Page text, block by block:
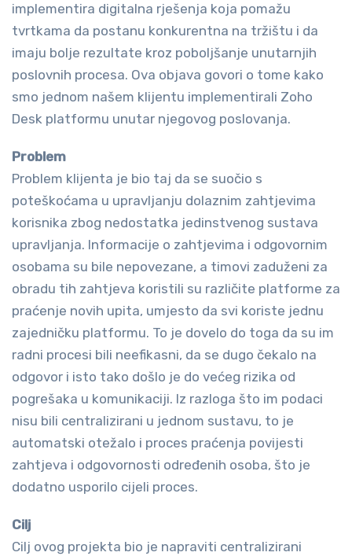
implementira digitalna rješenja koja pomažu
tvrtkama da postanu konkurentna na tržištu i da
imaju bolje rezultate kroz poboljšanje unutarnjih
poslovnih procesa. Ova objava govori o tome kako
smo jednom našem klijentu implementirali Zoho
Desk platformu unutar njegovog poslovanja.
Problem
Problem klijenta je bio taj da se suočio s
poteškoćama u upravljanju dolaznim zahtjevima
korisnika zbog nedostatka jedinstvenog sustava
upravljanja. Informacije o zahtjevima i odgovornim
osobama su bile nepovezane, a timovi zaduženi za
obradu tih zahtjeva koristili su različite platforme za
praćenje novih upita, umjesto da svi koriste jednu
zajedničku platformu. To je dovelo do toga da su im
radni procesi bili neefikasni, da se dugo čekalo na
odgovor i isto tako došlo je do većeg rizika od
pogrešaka u komunikaciji. Iz razloga što im podaci
nisu bili centralizirani u jednom sustavu, to je
automatski otežalo i proces praćenja povijesti
zahtjeva i odgovornosti određenih osoba, što je
dodatno usporilo cijeli proces.
Cilj
Cilj ovog projekta bio je napraviti centralizirani